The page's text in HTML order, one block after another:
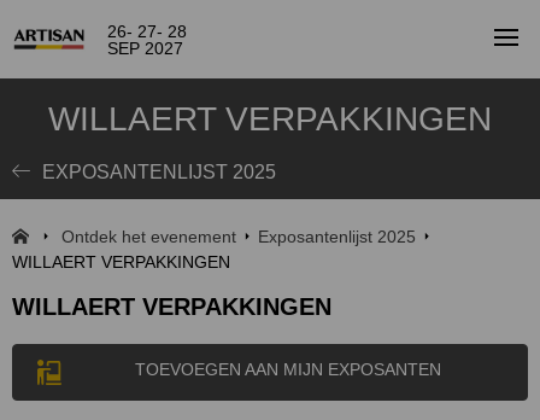
26- 27- 28
SEP 2027
WILLAERT VERPAKKINGEN
EXPOSANTENLIJST 2025
Ontdek het evenement
Exposantenlijst 2025
WILLAERT VERPAKKINGEN
WILLAERT VERPAKKINGEN
TOEVOEGEN AAN MIJN EXPOSANTEN